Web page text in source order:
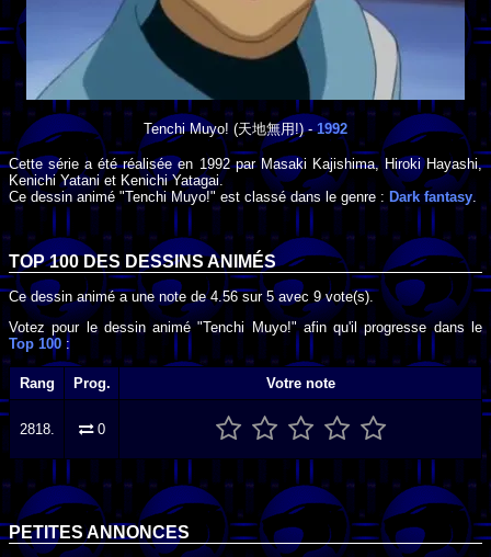
Tenchi Muyo! (天地無用!) -1992
Cette série a été réalisée en 1992par Masaki Kajishima, Hiroki Hayashi,
Kenichi Yataniet Kenichi Yatagai.
Ce dessin animé "Tenchi Muyo!" est classé dans le genre : Dark fantasy
TOP 100 DES DESSINS ANIMÉS
Ce dessin animé a une note de4.56sur 5avec 9vote(s).
Votez pour le dessin animé "Tenchi Muyo!" afin qu'il progresse dans le
Top 100 :
Rang Prog. Votre note
2818. 0
PETITES ANNONCES